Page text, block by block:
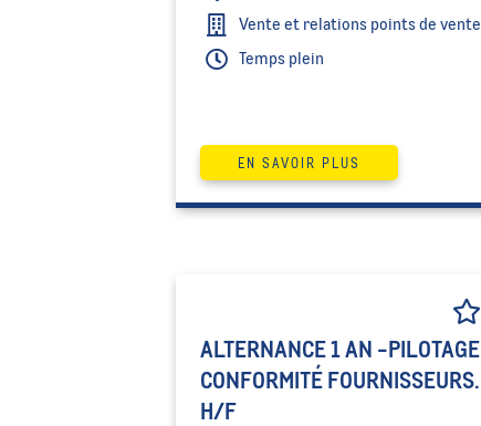
Temps plein
Vente et relations points de vente
EN SAVOIR PLUS
ALTERNANCE 1 AN -PILOTAGE
CONFORMITÉ FOURNISSEURS.
H/F